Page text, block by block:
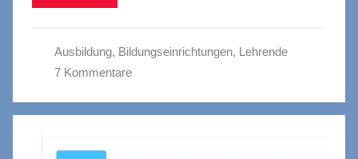
Ausbildung, Bildungseinrichtungen, Lehrende
7 Kommentare